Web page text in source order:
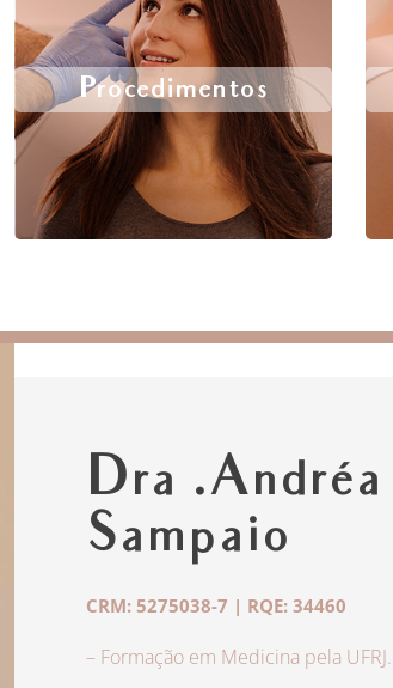
Procedimentos
Dra .Andréa
Sampaio
CRM: 5275038-7 | RQE: 34460
– Formação em Medicina pela UFRJ.